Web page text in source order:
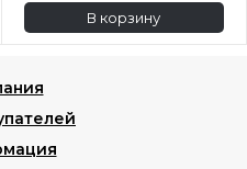
В корзину